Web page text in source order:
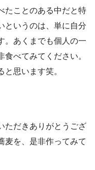
たことのある中だと特
というのは、単に自分
。あくまでも個人の一
べてみてください。
思います笑。
ただきありがとうござ
麦を、是非作ってみて